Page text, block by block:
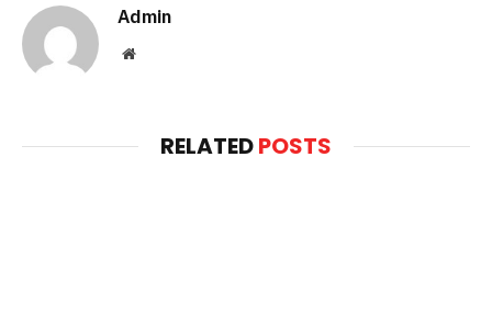
Admin
Website
RELATEDPOSTS